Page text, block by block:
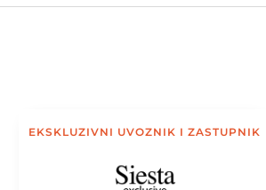
EKSKLUZIVNI UVOZNIK I ZASTUPNIK